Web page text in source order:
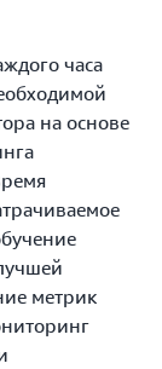
часа
на основе
метрик